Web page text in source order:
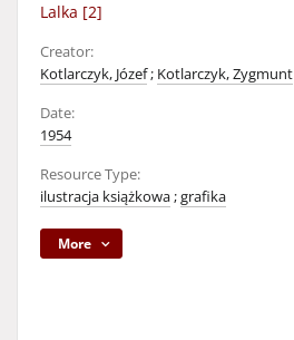
Lalka [2]
Creator:
Kotlarczyk, Józef; Kotlarczyk, Zygmunt
Date:
1954
Resource Type:
ilustracja książkowa;grafika
More